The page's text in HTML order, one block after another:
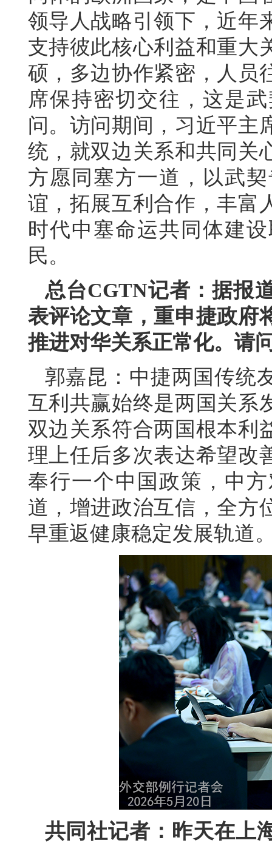
领导人战略引领下，近年
支持彼此核心利益和重大
硕，多边协作紧密，人员
席保持密切交往，这是
问。访问期间，习近平主
统，就双边关系和共同关
方愿同塞方一道，以武
谊，拓展互利合作，丰富
时代中塞命运共同体建
民。
总台CGTN记者：据报
表评论文章，重申捷政府
推进对华关系正常化。请
郭嘉昆：中捷两国传统
互利共赢始终是两国关系
双边关系符合两国根本利
理上任后多次表达希望改
奉行一个中国政策，中
道，增进政治互信，全方
早重返健康稳定发展轨道
共同社记者：昨天在上